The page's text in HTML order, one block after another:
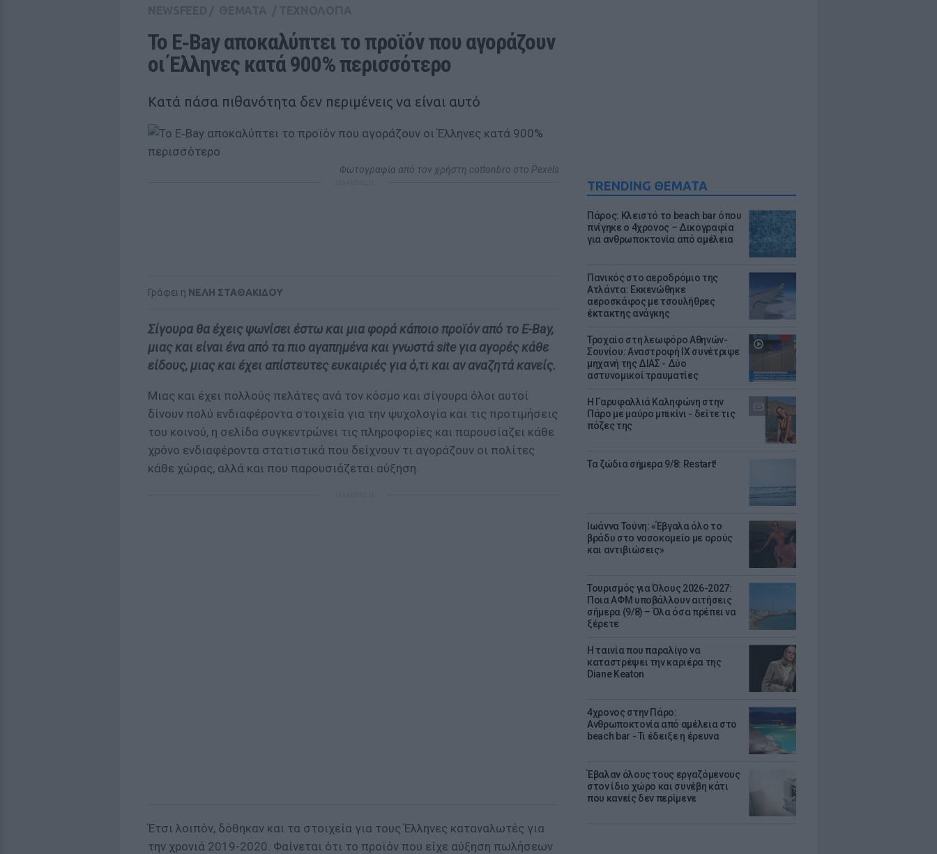
TRENDING ΘΕΜΑΤΑ
Πάρος: Κλειστό το beach bar όπου
πνίγηκε ο 4χρονος – Δικογραφία
για ανθρωποκτονία από αμέλεια
Πανικός στο αεροδρόμιο της
Ατλάντα: Εκκενώθηκε
αεροσκάφος με τσουλήθρες
έκτακτης ανάγκης
Τροχαίο στη λεωφόρο Αθηνών-
Σουνίου: Αναστροφή ΙΧ συνέτριψε
μηχανή της ΔΙΑΣ - Δύο
αστυνομικοί τραυματίες
Η Γαρυφαλλιά Καληφώνη στην
Πάρο με μαύρο μπικίνι - δείτε τις
πόζες της
Τα ζώδια σήμερα 9/8: Restart!
Ιωάννα Τούνη: «Έβγαλα όλο το
βράδυ στο νοσοκομείο με ορούς
και αντιβιώσεις»
Τουρισμός για Όλους 2026-2027:
Ποια ΑΦΜ υποβάλλουν αιτήσεις
σήμερα (9/8) – Όλα όσα πρέπει να
ξέρετε
Η ταινία που παραλίγο να
καταστρέψει την καριέρα της
Diane Keaton
4χρονος στην Πάρο:
Ανθρωποκτονία από αμέλεια στο
beach bar - Τι έδειξε η έρευνα
Έβαλαν όλους τους εργαζόμενους
στον ίδιο χώρο και συνέβη κάτι
που κανείς δεν περίμενε
To E‑Bay αποκαλύπτει το προϊόν που αγοράζουν
οι Έλληνες κατά 900% περισσότερο
Κατά πάσα πιθανότητα δεν περιμένεις να είναι αυτό
Φωτογραφία από τον χρήστη cottonbro στο Pexels
Γράφει η ΝΕΛΗ ΣΤΑΘΑΚΙΔΟΥ
Σίγουρα θα έχεις ψωνίσει έστω και μια φορά κάποιο προϊόν από το E-Bay,
μιας και είναι ένα από τα πιο αγαπημένα και γνωστά site για αγορές κάθε
είδους, μιας και έχει απίστευτες ευκαιριές για ό,τι και αν αναζητά κανείς.
Μιας και έχει πολλούς πελάτες ανά τον κόσμο και σίγουρα όλοι αυτοί
δίνουν πολύ ενδιαφέροντα στοιχεία για την ψυχολογία και τις προτιμήσεις
του κοινού, η σελίδα συγκεντρώνει τις πληροφορίες και παρουσίαζει κάθε
χρόνο ενδιαφέροντα στατιστικά που δείχνουν τι αγοράζουν οι πολίτες
κάθε χώρας, αλλά και που παρουσιάζεται αύξηση.
Έτσι λοιπόν, δόθηκαν και τα στοιχεία για τους Έλληνες καταναλωτές για
την χρονιά 2019-2020. Φαίνεται ότι το προϊόν που είχε αύξηση πωλήσεων